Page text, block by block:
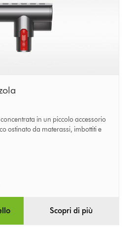
in un piccolo accessorio
ostinato da materassi, imbottiti e
Scopri di più